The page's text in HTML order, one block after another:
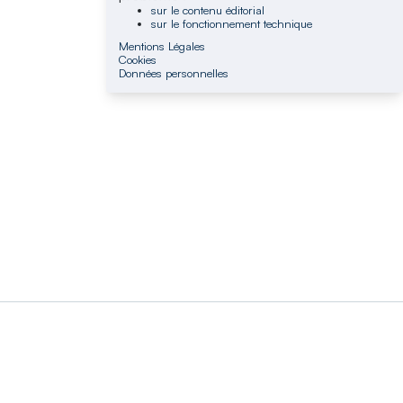
sur le contenu éditorial
sur le fonctionnement technique
Mentions Légales
Cookies
Données personnelles